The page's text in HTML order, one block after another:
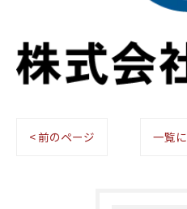
< 前のページ 一覧